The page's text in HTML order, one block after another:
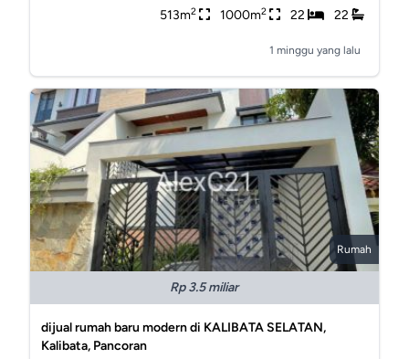
513m2 1000m2 22 22
1 minggu yang lalu
Rumah
Rp 3.5 miliar
dijual rumah baru modern di KALIBATA SELATAN,
Kalibata, Pancoran